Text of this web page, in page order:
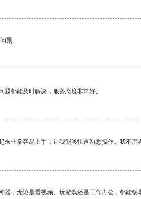
题。
都能及时解决，服务态度非常好。
非常容易上手，让我能够快速熟悉操作。我不用
，无论是看视频、玩游戏还是工作办公，都能畅